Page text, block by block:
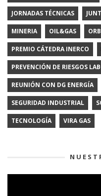
JORNADAS TÉCNICAS
MINERIA OIL&GAS
PREMIO CÁTEDRA INERCO
PREVENCIÓN DE RIESGOS
REUNIÓN CON DG ENERGÍA
SEGURIDAD INDUSTRIAL
TECNOLOGÍA VIRA GAS